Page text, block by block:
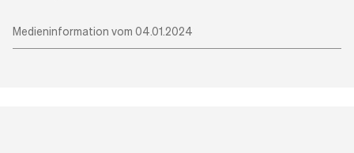
Medieninformation vom 04.01.2024